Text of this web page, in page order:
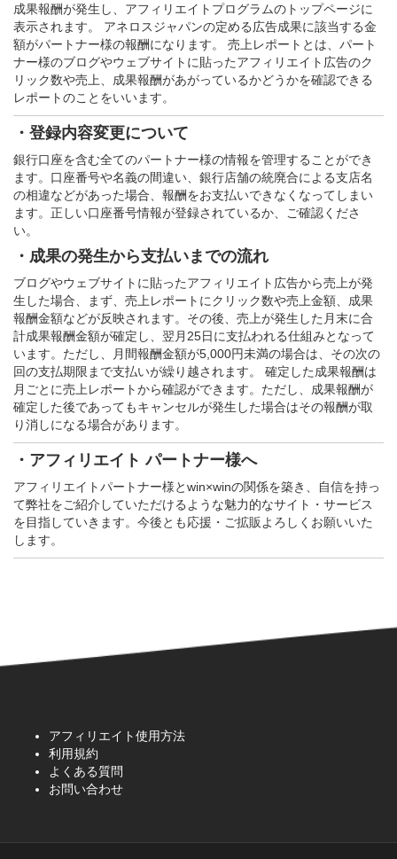
成果報酬が発生し、アフィリエイトプログラムのトップページに
表示されます。 アネロスジャパンの定める広告成果に該当する金
額がパートナー様の報酬になります。 売上レポートとは、パート
ナー様のブログやウェブサイトに貼ったアフィリエイト広告のク
リック数や売上、成果報酬があがっているかどうかを確認できる
レポートのことをいいます。
・登録内容変更について
銀行口座を含む全てのパートナー様の情報を管理することができ
ます。口座番号や名義の間違い、銀行店舗の統廃合による支店名
の相違などがあった場合、報酬をお支払いできなくなってしまい
ます。正しい口座番号情報が登録されているか、ご確認くださ
い。
・成果の発生から支払いまでの流れ
ブログやウェブサイトに貼ったアフィリエイト広告から売上が発
生した場合、まず、売上レポートにクリック数や売上金額、成果
報酬金額などが反映されます。その後、売上が発生した月末に合
計成果報酬金額が確定し、翌月25日に支払われる仕組みとなって
います。ただし、月間報酬金額が5,000円未満の場合は、その次の
回の支払期限まで支払いが繰り越されます。 確定した成果報酬は
月ごとに売上レポートから確認ができます。ただし、成果報酬が
確定した後であってもキャンセルが発生した場合はその報酬が取
り消しになる場合があります。
・アフィリエイト パートナー様へ
アフィリエイトパートナー様とwin×winの関係を築き、自信を持っ
て弊社をご紹介していただけるような魅力的なサイト・サービス
を目指していきます。今後とも応援・ご拡販よろしくお願いいた
します。
アフィリエイト使用方法
利用規約
よくある質問
お問い合わせ